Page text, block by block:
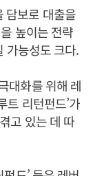
담보로 대출을
높이는 전략
가능성도 크다.
대화를 위해 레
트 리턴펀드’가
고 있는 데 따